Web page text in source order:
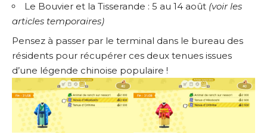
Le Bouvier et la Tisserande : 5 au 14 août (voir les
articles temporaires)
Pensez à passer par le terminal dans le bureau des
résidents pour récupérer ces deux tenues issues
d’une légende chinoise populaire !